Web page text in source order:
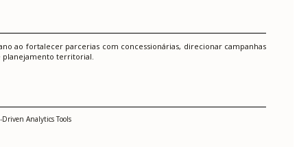
ao fortalecer parcerias com concessionárias, direcionar campanhas
planejamento territorial.
Analytics Tools